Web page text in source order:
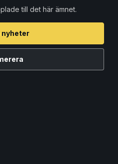
till det här ämnet.
nyheter